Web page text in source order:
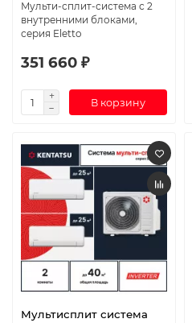
Мульти-сплит-система с 2
внутренними блоками,
серия Eletto
351 660 ₽
В корзину
Мультисплит система